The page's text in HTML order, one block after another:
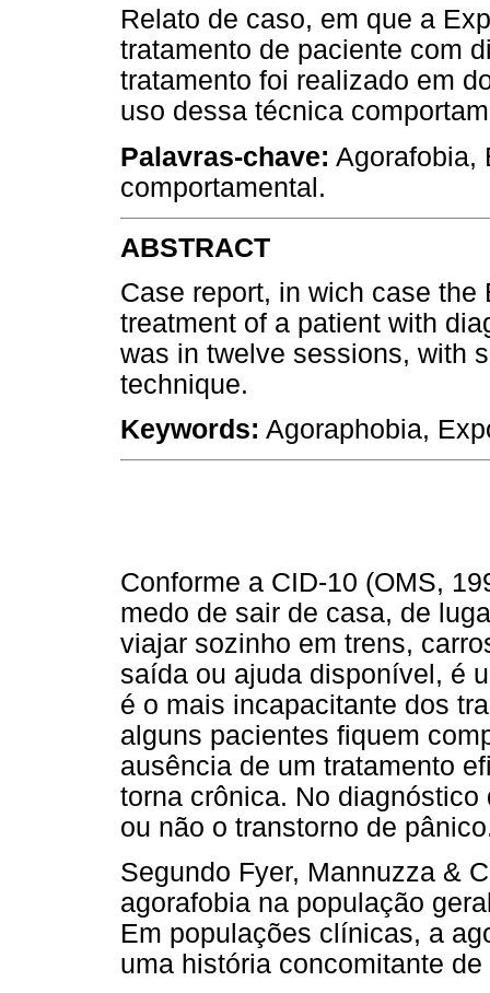
Relato de caso, em que a
tratamento de paciente com
tratamento foi realizado em
uso dessa técnica
Palavras-chave: Agorafobia,
comportamental.
ABSTRACT
Case report, in wich case
treatment of a patient with
was in twelve sessions, with
technique.
Keywords: Agoraphobia,
Conforme a CID-10 (OMS,
medo de sair de casa, de
viajar sozinho em trens,
saída ou ajuda disponível, é
é o mais incapacitante dos
alguns pacientes fiquem
ausência de um tratamento
torna crônica. No
ou não o transtorno de
Segundo Fyer, Mannuzza &
agorafobia na população
Em populações clínicas, a
uma história concomitante